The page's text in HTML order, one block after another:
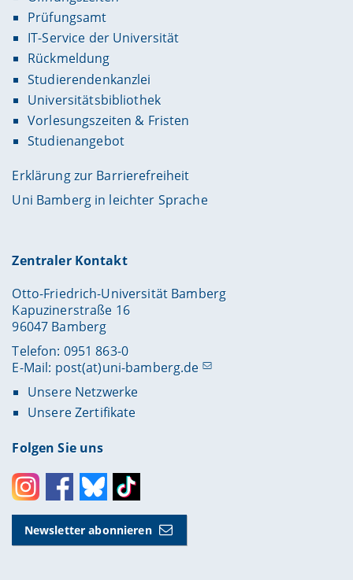
Prüfungsamt
IT-Service der Universität
Rückmeldung
Studierendenkanzlei
Universitätsbibliothek
Vorlesungszeiten & Fristen
Studienangebot
Erklärung zur Barrierefreiheit
Uni Bamberg in leichter Sprache
Zentraler Kontakt
Otto-Friedrich-Universität Bamberg
Kapuzinerstraße 16
96047 Bamberg
Telefon: 0951 863-0
E-Mail: post(at)uni-bamberg.de
Unsere Netzwerke
Unsere Zertifikate
Folgen Sie uns
InstagramFacebookBlueskyToktok
Newsletter abonnieren